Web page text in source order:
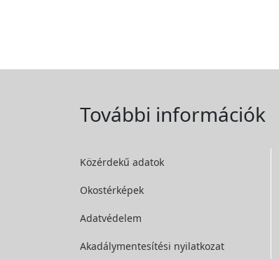
További információk
Közérdekű adatok
Okostérképek
Adatvédelem
Akadálymentesítési nyilatkozat